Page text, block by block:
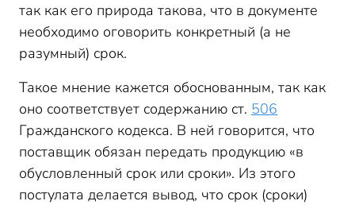
так как его природа такова, что в документе
необходимо оговорить конкретный (а не
разумный) срок.
Такое мнение кажется обоснованным, так как
оно соответствует содержанию ст. 506
Гражданского кодекса. В ней говорится, что
поставщик обязан передать продукцию «в
обусловленный срок или сроки». Из этого
постулата делается вывод, что срок (сроки)